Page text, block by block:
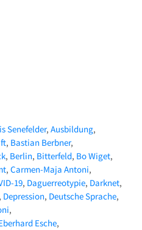
Senefelder Ausbildung
Bastian Berbner
Berlin Bitterfeld Bo Wiget
Carmen-Maja Antoni
19 Daguerreotypie Darknet
Depression Deutsche Sprache
Esche